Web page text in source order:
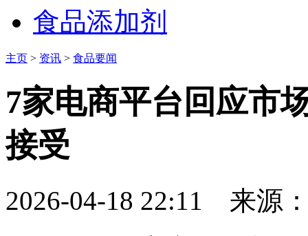
食品添加剂
主页 > 资讯 > 食品要闻
7家电商平台回应市
接受
2026-04-18 22:11
来源